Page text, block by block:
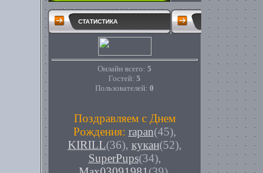
СТАТИСТИКА
Онлайн всего: 5
Гостей: 5
Пользователей: 0
Поздравляем с Днем
Рождения: rapan(45),
KIRILL(36), кукан(52),
SuperPups(34),